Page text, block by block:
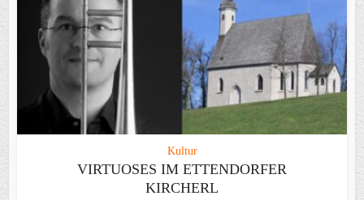
Kultur
VIRTUOSES IM ETTENDORFER
KIRCHERL